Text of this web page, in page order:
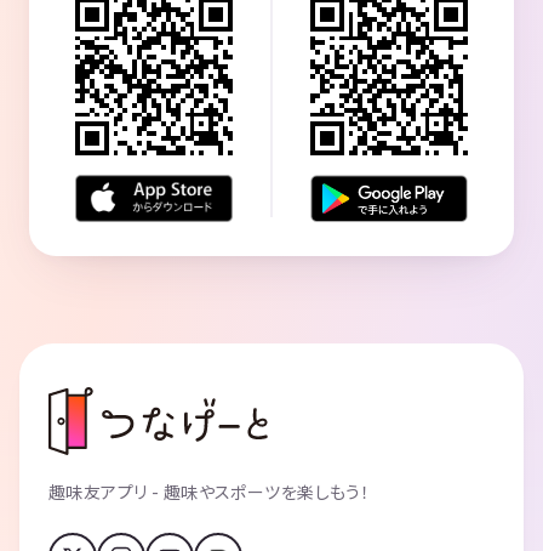
趣味友アプリ - 趣味やスポーツを楽しもう！